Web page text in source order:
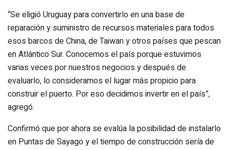
“Se eligió Uruguay para convertirlo en una base de
reparación y suministro de recursos materiales para todos
esos barcos de China, de Taiwan y otros países que pescan
en Atlántico Sur. Conocemos el país porque estuvimos
varias veces por nuestros negocios y después de
evaluarlo, lo consideramos el lugar más propicio para
construir el puerto. Por eso decidimos invertir en el país”,
agregó.
Confirmó que por ahora se evalúa la posibilidad de instalarlo
en Puntas de Sayago y el tiempo de construcción sería de